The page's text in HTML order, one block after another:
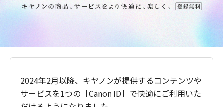
2024年2月以降、キヤノンが提供するコンテンツや
サービスを1つの［Canon ID］で快適にご利用いた